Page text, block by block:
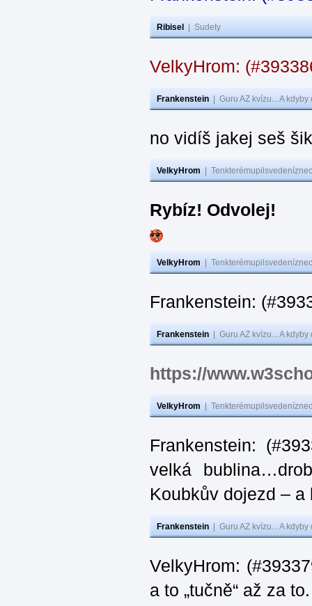
Ribisel Sudety
VelkyHrom:
Frankenstein Guru AZ kvízu... A
no vidíš jakej seš
VelkyHrom
Rybíz! Odvolej!
VelkyHrom
Frankenstein:
Frankenstein Guru AZ kvízu... A
https://
VelkyHrom
Frankenstein:
velká
Koubkův dojezd –
Frankenstein Guru AZ kvízu... A
VelkyHrom:
a to „tučně“ až za